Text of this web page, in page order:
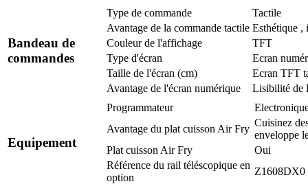
Bandeau de
commandes
Type de commande
Tactile
Avantage de la commande tactile Esthétique ,
Couleur de l'affichage
TFT
Type d'écran
Ecran
Taille de l'écran (cm)
Ecran TFT
Avantage de l'écran numérique
Lisibilité de
Equipement
Programmateur
Avantage du plat cuisson Air Fry
Cuisinez
enveloppe
Plat cuisson Air Fry
Oui
Référence du rail téléscopique en
option
Z1608DX0